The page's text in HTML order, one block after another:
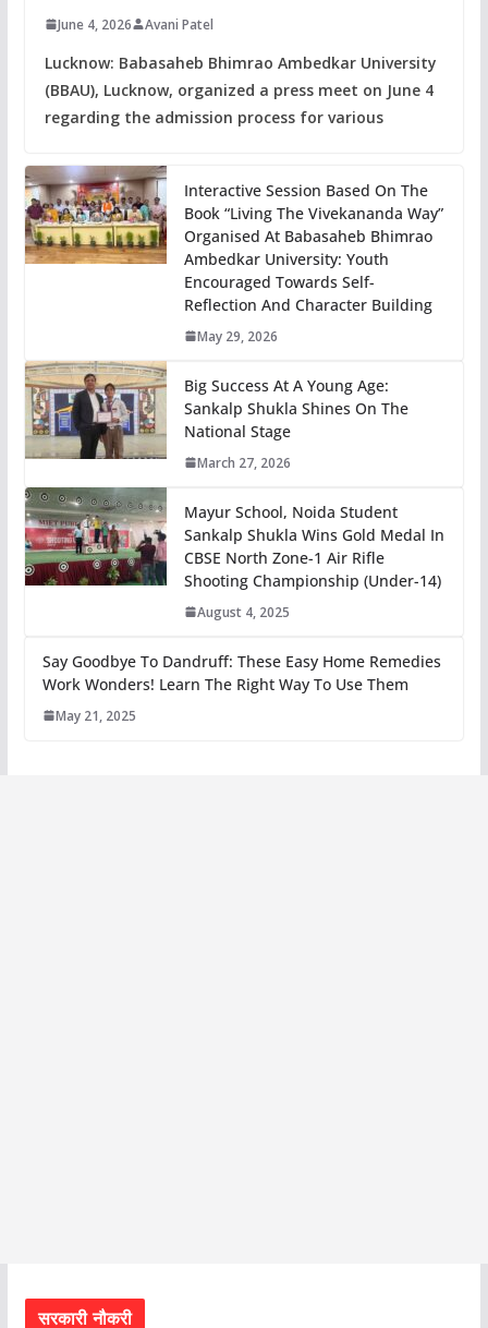
June 4, 2026 Avani Patel
Lucknow: Babasaheb Bhimrao Ambedkar University
(BBAU), Lucknow, organized a press meet on June 4
regarding the admission process for various
Interactive Session Based On The
Book “Living The Vivekananda Way”
Organised At Babasaheb Bhimrao
Ambedkar University: Youth
Encouraged Towards Self-
Reflection And Character Building
May 29, 2026
Big Success At A Young Age:
Sankalp Shukla Shines On The
National Stage
March 27, 2026
Mayur School, Noida Student
Sankalp Shukla Wins Gold Medal In
CBSE North Zone-1 Air Rifle
Shooting Championship (Under-14)
August 4, 2025
Say Goodbye To Dandruff: These Easy Home Remedies
Work Wonders! Learn The Right Way To Use Them
May 21, 2025
सरकारी नौकरी